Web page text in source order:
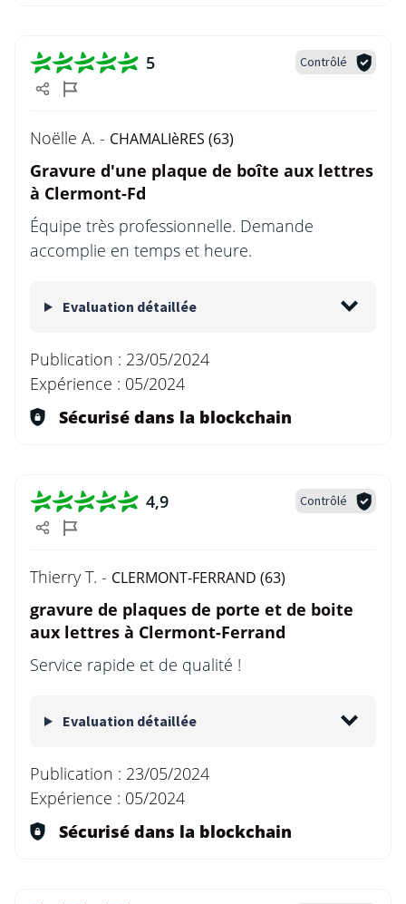
5 Contrôlé
Noëlle A. - CHAMALIèRES (63)
Gravure d'une plaque de boîte aux lettres
à Clermont-Fd
Équipe très professionnelle. Demande
accomplie en temps et heure.
Evaluation détaillée
Publication : 23/05/2024
Expérience : 05/2024
Sécurisé dans la blockchain
4,9 Contrôlé
Thierry T. - CLERMONT-FERRAND (63)
gravure de plaques de porte et de boite
aux lettres à Clermont-Ferrand
Service rapide et de qualité !
Evaluation détaillée
Publication : 23/05/2024
Expérience : 05/2024
Sécurisé dans la blockchain